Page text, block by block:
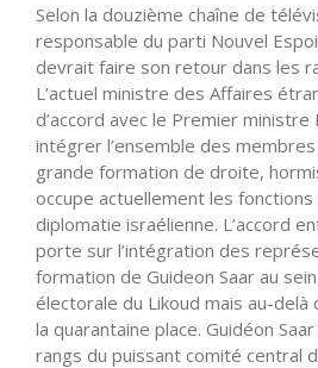
Selon la douzième chaîne de
responsable du parti Nouvel
devrait faire son retour dans les
L’actuel ministre des Affaires
d’accord avec le Premier
intégrer l’ensemble des
grande formation de droite,
occupe actuellement les
diplomatie israélienne. L’accord
porte sur l’intégration des
formation de Guideon Saar au
électorale du Likoud mais au-
la quarantaine place. Guidéon
rangs du puissant comité central